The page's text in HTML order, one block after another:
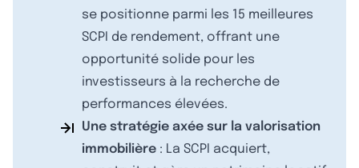
se positionne parmi les 15 meilleures
SCPI de rendement, offrant une
opportunité solide pour les
investisseurs à la recherche de
performances élevées.
Une stratégie axée sur la valorisation
immobilière : La SCPI acquiert,